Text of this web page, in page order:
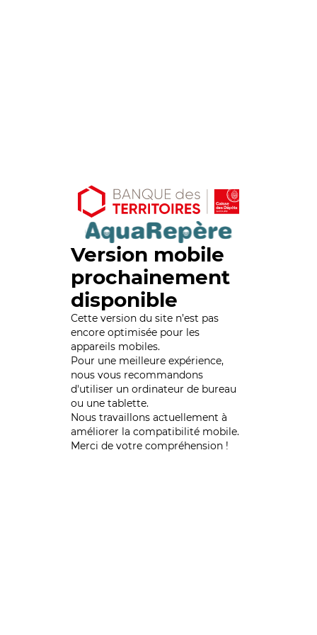
Version mobile
prochainement
disponible
Cette version du site n’est pas
encore optimisée pour les
appareils mobiles.
Pour une meilleure expérience,
nous vous recommandons
d'utiliser un ordinateur de bureau
ou une tablette.
Nous travaillons actuellement à
améliorer la compatibilité mobile.
Merci de votre compréhension !